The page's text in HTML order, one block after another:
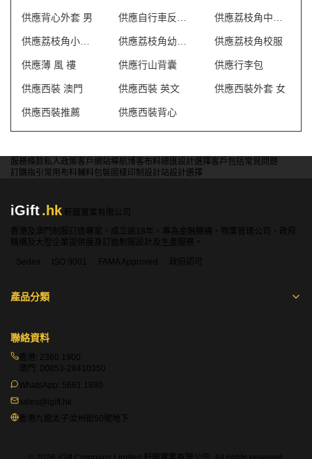
供應背心外套 男
供應荔枝角校服
供應薄 風 褸 供應行山背囊 供應行李包
供應西裝 澳門 供應西裝 英文 供應西裝外套 女
供應西裝推薦 供應西裝背心
服務條款私人政策客戶 網站導航博客布料總匯設計選擇客戶包括常見問題
訂購指引 常用布料輔料包裝 圖樣印制 設計站設計選擇
iGift.hk
軒龍實業有限公司
香港及澳門制服訂造專家，成立逾18年，專為金融機構、物業管理公司、政府
機構及大型企業提供度身訂造制服設計及生產服務。
Sedex
ISO 9001 FAMA Approved 政府認可
產品分類
聯絡資料
香港: 2360 1900
澳門: 00853-28410350
WhatsApp: 5661 1880
sales@igift.hk
香港九龍太子汝州街50號地下